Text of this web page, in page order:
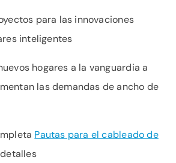
para las innovaciones
inteligentes
hogares a la vanguardia a
las demandas de ancho de
Pautas para el cableado de